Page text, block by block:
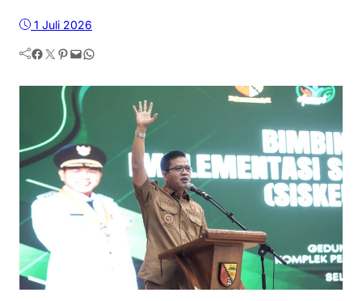
1 Juli 2026
Facebook Twitter Pinterest Mail WhatsApp